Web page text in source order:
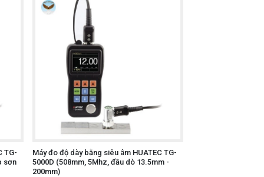
chóng.
đáng tin cậy cho nhiều ứng dụng.
TG-
sơn
Máy đo độ dày bằng siêu âm HUATEC TG-
5000D (508mm, 5Mhz, đầu dò 13.5mm -
200mm)